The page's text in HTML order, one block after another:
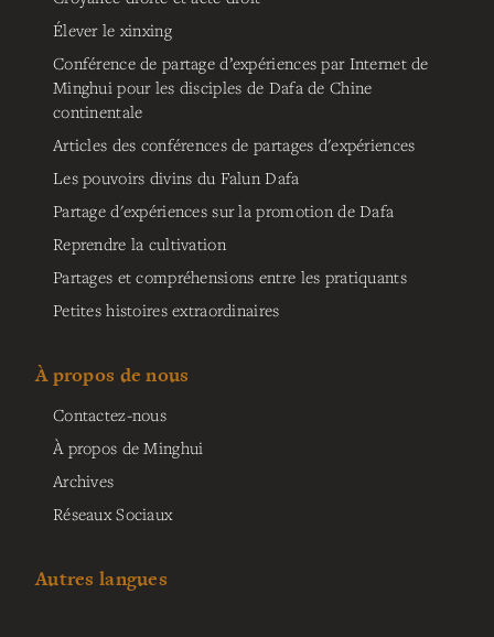
Élever le xinxing
Conférence de partage d’expériences par Internet de
Minghui pour les disciples de Dafa de Chine
continentale
Articles des conférences de partages d'expériences
Les pouvoirs divins du Falun Dafa
Partage d'expériences sur la promotion de Dafa
Reprendre la cultivation
Partages et compréhensions entre les pratiquants
Petites histoires extraordinaires
À propos de nous
Contactez-nous
À propos de Minghui
Archives
Réseaux Sociaux
Autres langues